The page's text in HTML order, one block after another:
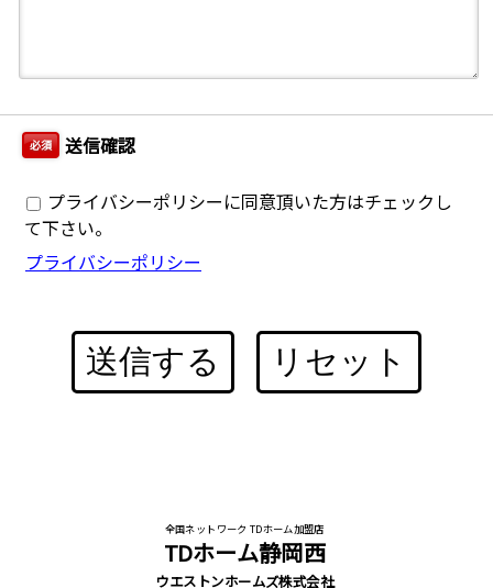
必須 送信確認
プライバシーポリシーに同意頂いた方はチェックし
て下さい。
プライバシーポリシー
送信する リセット
全国ネットワーク TDホーム加盟店
TDホーム静岡西
ウエストンホームズ株式会社